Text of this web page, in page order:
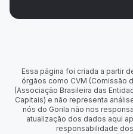
Essa página foi criada a partir
órgãos como CVM (Comissão
(Associação Brasileira das
Capitais) e não representa
nós do Gorila não nos
atualização dos dados aqui
responsabilidade